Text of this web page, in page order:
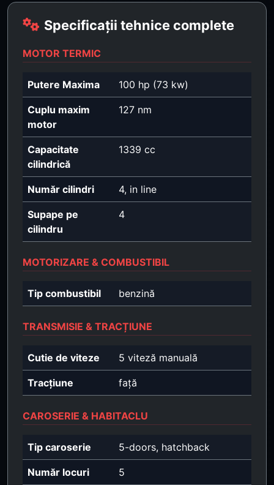
Specificații tehnice complete
MOTOR TERMIC
Putere Maxima 100 hp (73 kw)
Cuplu maxim
motor
127 nm
Capacitate
cilindrică
1339 cc
Număr cilindri 4, in line
Supape pe
cilindru
4
MOTORIZARE & COMBUSTIBIL
Tip combustibil benzină
TRANSMISIE & TRACȚIUNE
Cutie de viteze 5 viteză manuală
Tracțiune față
CAROSERIE & HABITACLU
Tip caroserie 5-doors, hatchback
Număr locuri 5